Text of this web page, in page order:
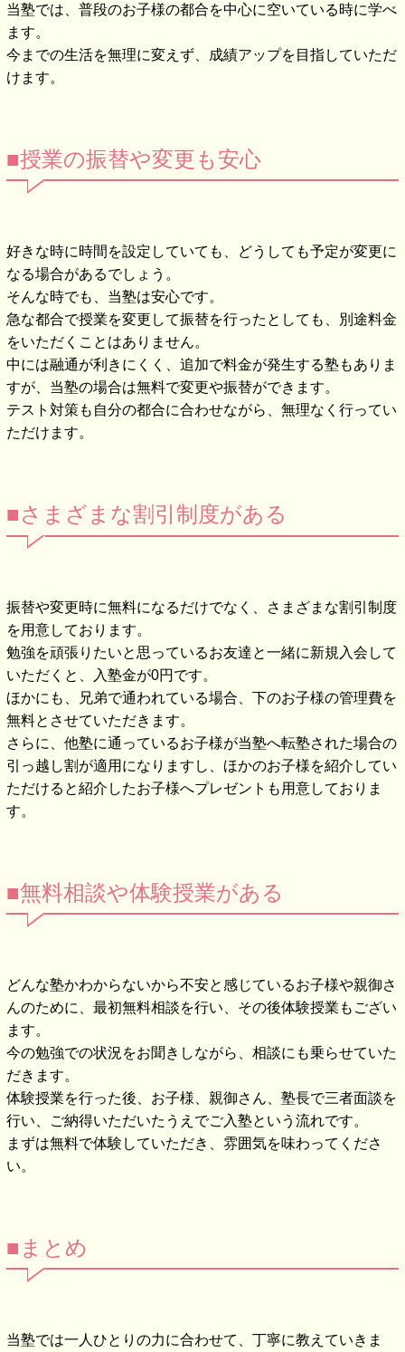
当塾では、普段のお子様の都合を中心に空いている時に学べ
ます。
今までの生活を無理に変えず、成績アップを目指していただ
けます。
■授業の振替や変更も安心
好きな時に時間を設定していても、どうしても予定が変更に
なる場合があるでしょう。
そんな時でも、当塾は安心です。
急な都合で授業を変更して振替を行ったとしても、別途料金
をいただくことはありません。
中には融通が利きにくく、追加で料金が発生する塾もありま
すが、当塾の場合は無料で変更や振替ができます。
テスト対策も自分の都合に合わせながら、無理なく行ってい
ただけます。
■さまざまな割引制度がある
振替や変更時に無料になるだけでなく、さまざまな割引制度
を用意しております。
勉強を頑張りたいと思っているお友達と一緒に新規入会して
いただくと、入塾金が0円です。
ほかにも、兄弟で通われている場合、下のお子様の管理費を
無料とさせていただきます。
さらに、他塾に通っているお子様が当塾へ転塾された場合の
引っ越し割が適用になりますし、ほかのお子様を紹介してい
ただけると紹介したお子様へプレゼントも用意しておりま
す。
■無料相談や体験授業がある
どんな塾かわからないから不安と感じているお子様や親御さ
んのために、最初無料相談を行い、その後体験授業もござい
ます。
今の勉強での状況をお聞きしながら、相談にも乗らせていた
だきます。
体験授業を行った後、お子様、親御さん、塾長で三者面談を
行い、ご納得いただいたうえでご入塾という流れです。
まずは無料で体験していただき、雰囲気を味わってくださ
い。
■まとめ
当塾では一人ひとりの力に合わせて、丁寧に教えていきま